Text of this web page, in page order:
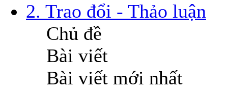
2. Trao đổi - Thảo luận
Chủ đề
Bài viết
Bài viết mới nhất